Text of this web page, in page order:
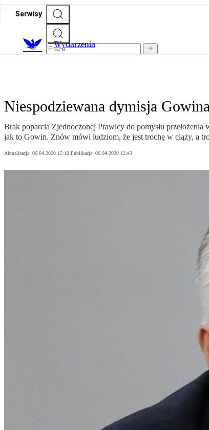
Serwisy
Wydarzenia
Niespodziewana dymisja
Brak poparcia Zjednoczonej Prawicy do pomysłu
jak to Gowin. Znów mówi ludziom, że jest trochę w ciąży, a
Aktualizacja: 06.04.2020 15:10 Publikacja: 06.04.2020 12:43